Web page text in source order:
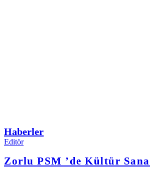
Haberler
Editör
Zorlu PSM ’de Kültür